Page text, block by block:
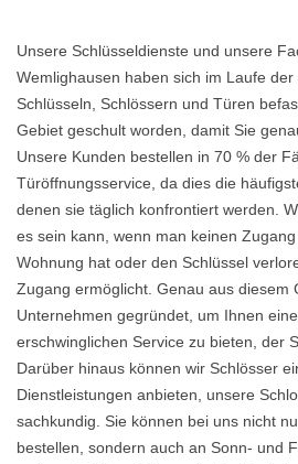
Unsere Schlüsseldienste und unsere
Wemlighausen haben sich im Laufe
Schlüsseln, Schlössern und Türen
Gebiet geschult worden, damit Sie
Unsere Kunden bestellen in 70 % der
Türöffnungsservice, da dies die
denen sie täglich konfrontiert werden.
es sein kann, wenn man keinen
Wohnung hat oder den Schlüssel
Zugang ermöglicht. Genau aus diesem
Unternehmen gegründet, um Ihnen
erschwinglichen Service zu bieten, der
Darüber hinaus können wir Schlösser
Dienstleistungen anbieten, unsere
sachkundig. Sie können bei uns nicht
bestellen, sondern auch an Sonn- und